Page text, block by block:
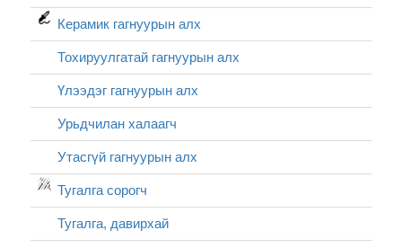
Керамик гагнуурын алх
Тохируулгатай гагнуурын алх
Үлээдэг гагнуурын алх
Урьдчилан халаагч
Утасгүй гагнуурын алх
Тугалга сорогч
Тугалга, давирхай